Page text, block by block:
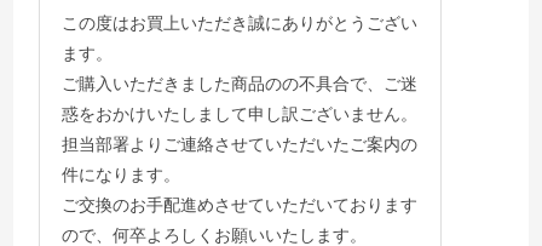
この度はお買上いただき誠にありがとうござい
ます。
ご購入いただきました商品のの不具合で、ご迷
惑をおかけいたしまして申し訳ございません。
担当部署よりご連絡させていただいたご案内の
件になります。
ご交換のお手配進めさせていただいております
ので、何卒よろしくお願いいたします。